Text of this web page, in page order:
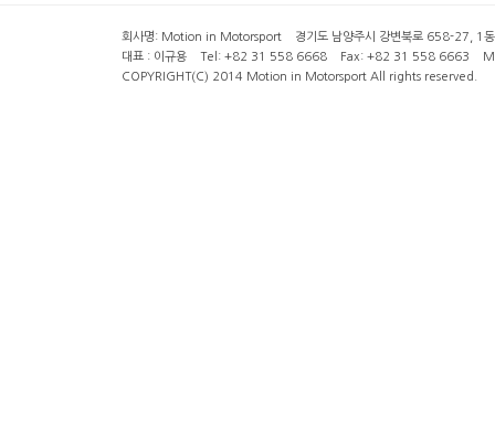
회사명: Motion in Motorsport 경기도 남양주시 강변북로 658-27,
대표 : 이규용 Tel: +82 31 558 6668 Fax: +82 31 558 6663
COPYRIGHT(C) 2014 Motion in Motorsport All rights reserved.